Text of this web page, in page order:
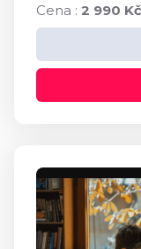
Cena : 2 990 Kč